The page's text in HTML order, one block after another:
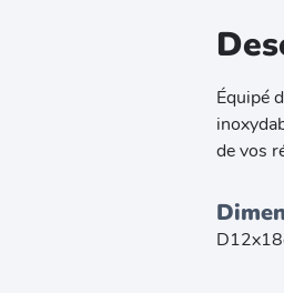
Équipé
de vos